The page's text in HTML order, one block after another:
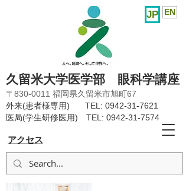
アクセス
久留米大学医学部 眼科学講座
〒830-0011 福岡県久留米市旭町67
外来(患者様専用) TEL: 0942-31-7621
医局(学生研修医用) TEL: 0942-31-7574
JP EN